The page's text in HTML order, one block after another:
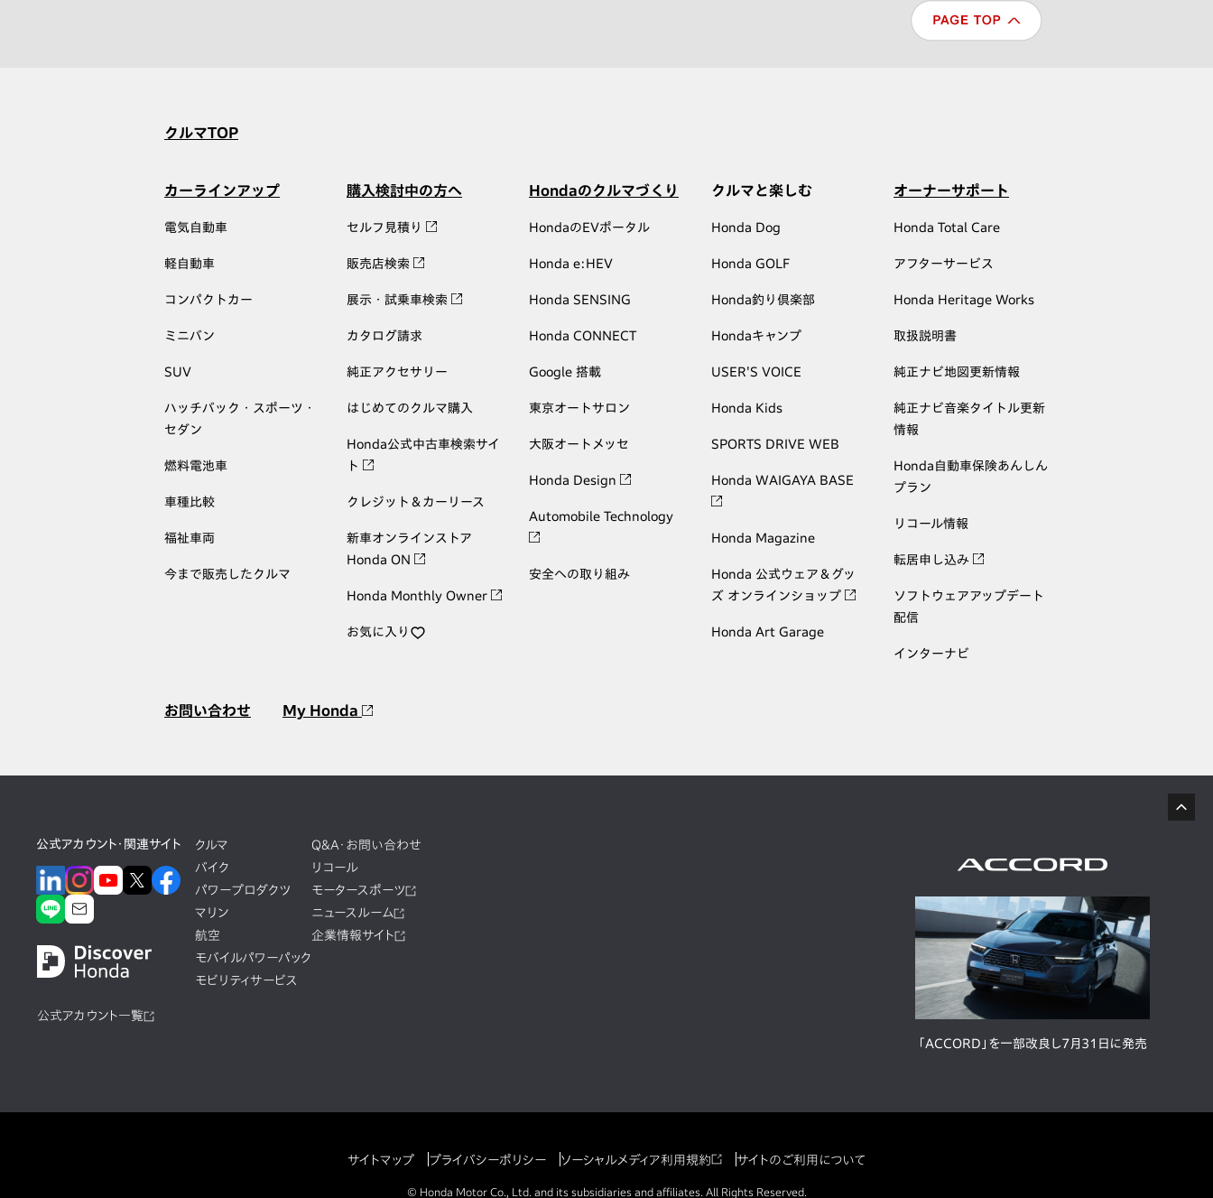
クルマTOP
カーラインアップ
電気自動車
軽自動車
コンパクトカー
ミニバン
SUV
ハッチバック・スポーツ・
セダン
燃料電池車
車種比較
福祉車両
今まで販売したクルマ
購入検討中の方へ
セルフ見積り
販売店検索
展示・試乗車検索
カタログ請求
純正アクセサリー
はじめてのクルマ購入
Honda公式中古車検索サイ
ト
クレジット＆カーリース
新車オンラインストア
Honda ON
Honda Monthly Owner
お気に入り
Hondaのクルマづくり
HondaのEVポータル
Honda e:HEV
Honda SENSING
Honda CONNECT
Google 搭載
東京オートサロン
大阪オートメッセ
Honda Design
Automobile Technology
安全への取り組み
クルマと楽しむ
Honda Dog
Honda GOLF
Honda釣り倶楽部
Hondaキャンプ
USER'S VOICE
Honda Kids
SPORTS DRIVE WEB
Honda WAIGAYA BASE
Honda Magazine
Honda 公式ウェア＆グッ
ズ オンラインショップ
Honda Art Garage
オーナーサポート
Honda Total Care
アフターサービス
Honda Heritage Works
取扱説明書
純正ナビ地図更新情報
純正ナビ音楽タイトル更新
情報
Honda自動車保険あんしん
プラン
リコール情報
転居申し込み
ソフトウェアアップデート
配信
インターナビ
お問い合わせ My Honda
公式アカウント・関連サイト
公式アカウント一覧
クルマ
バイク
パワープロダクツ
マリン
航空
モバイルパワーパック
モビリティサービス
Q&A・お問い合わせ
リコール
モータースポーツ
ニュースルーム
企業情報サイト
「ACCORD」を一部改良し7月31日に発売
サイトマップ プライバシーポリシー ソーシャルメディア利用規約 サイトのご利用について
© Honda Motor Co., Ltd. and its subsidiaries and affiliates. All Rights Reserved.